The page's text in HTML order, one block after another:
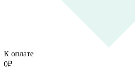
К оплате
0₽